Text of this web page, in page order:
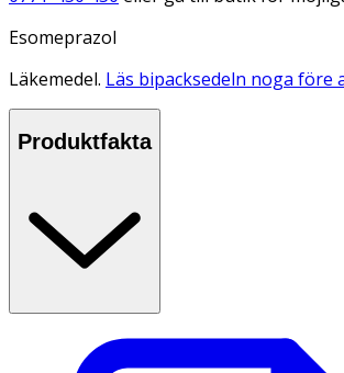
Esomeprazol
Läkemedel. Läs bipacksedeln noga före
Produktfakta